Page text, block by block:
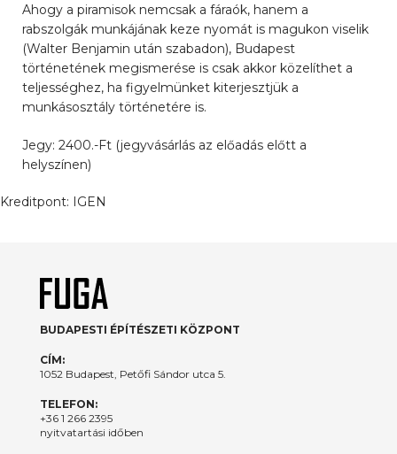
Ahogy a piramisok nemcsak a fáraók, hanem a
rabszolgák munkájának keze nyomát is magukon viselik
(Walter Benjamin után szabadon), Budapest
történetének megismerése is csak akkor közelíthet a
teljességhez, ha figyelmünket kiterjesztjük a
munkásosztály történetére is.
Jegy: 2400.-Ft (jegyvásárlás az előadás előtt a
helyszínen)
Kreditpont: IGEN
BUDAPESTI ÉPÍTÉSZETI KÖZPONT
CÍM:
1052 Budapest, Petőfi Sándor utca 5.
TELEFON:
+36 1 266 2395
nyitvatartási időben